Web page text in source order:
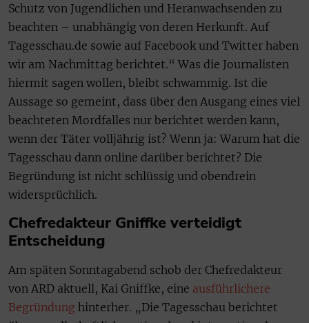
Schutz von Jugendlichen und Heranwachsenden zu
beachten – unabhängig von deren Herkunft. Auf
Tagesschau.de sowie auf Facebook und Twitter haben
wir am Nachmittag berichtet.“ Was die Journalisten
hiermit sagen wollen, bleibt schwammig. Ist die
Aussage so gemeint, dass über den Ausgang eines viel
beachteten Mordfalles nur berichtet werden kann,
wenn der Täter volljährig ist? Wenn ja: Warum hat die
Tagesschau dann online darüber berichtet? Die
Begründung ist nicht schlüssig und obendrein
widersprüchlich.
Chefredakteur Gniffke verteidigt
Entscheidung
Am späten Sonntagabend schob der Chefredakteur
von ARD aktuell, Kai Gniffke, eine ausführlichere
Begründung hinterher. „Die Tagesschau berichtet